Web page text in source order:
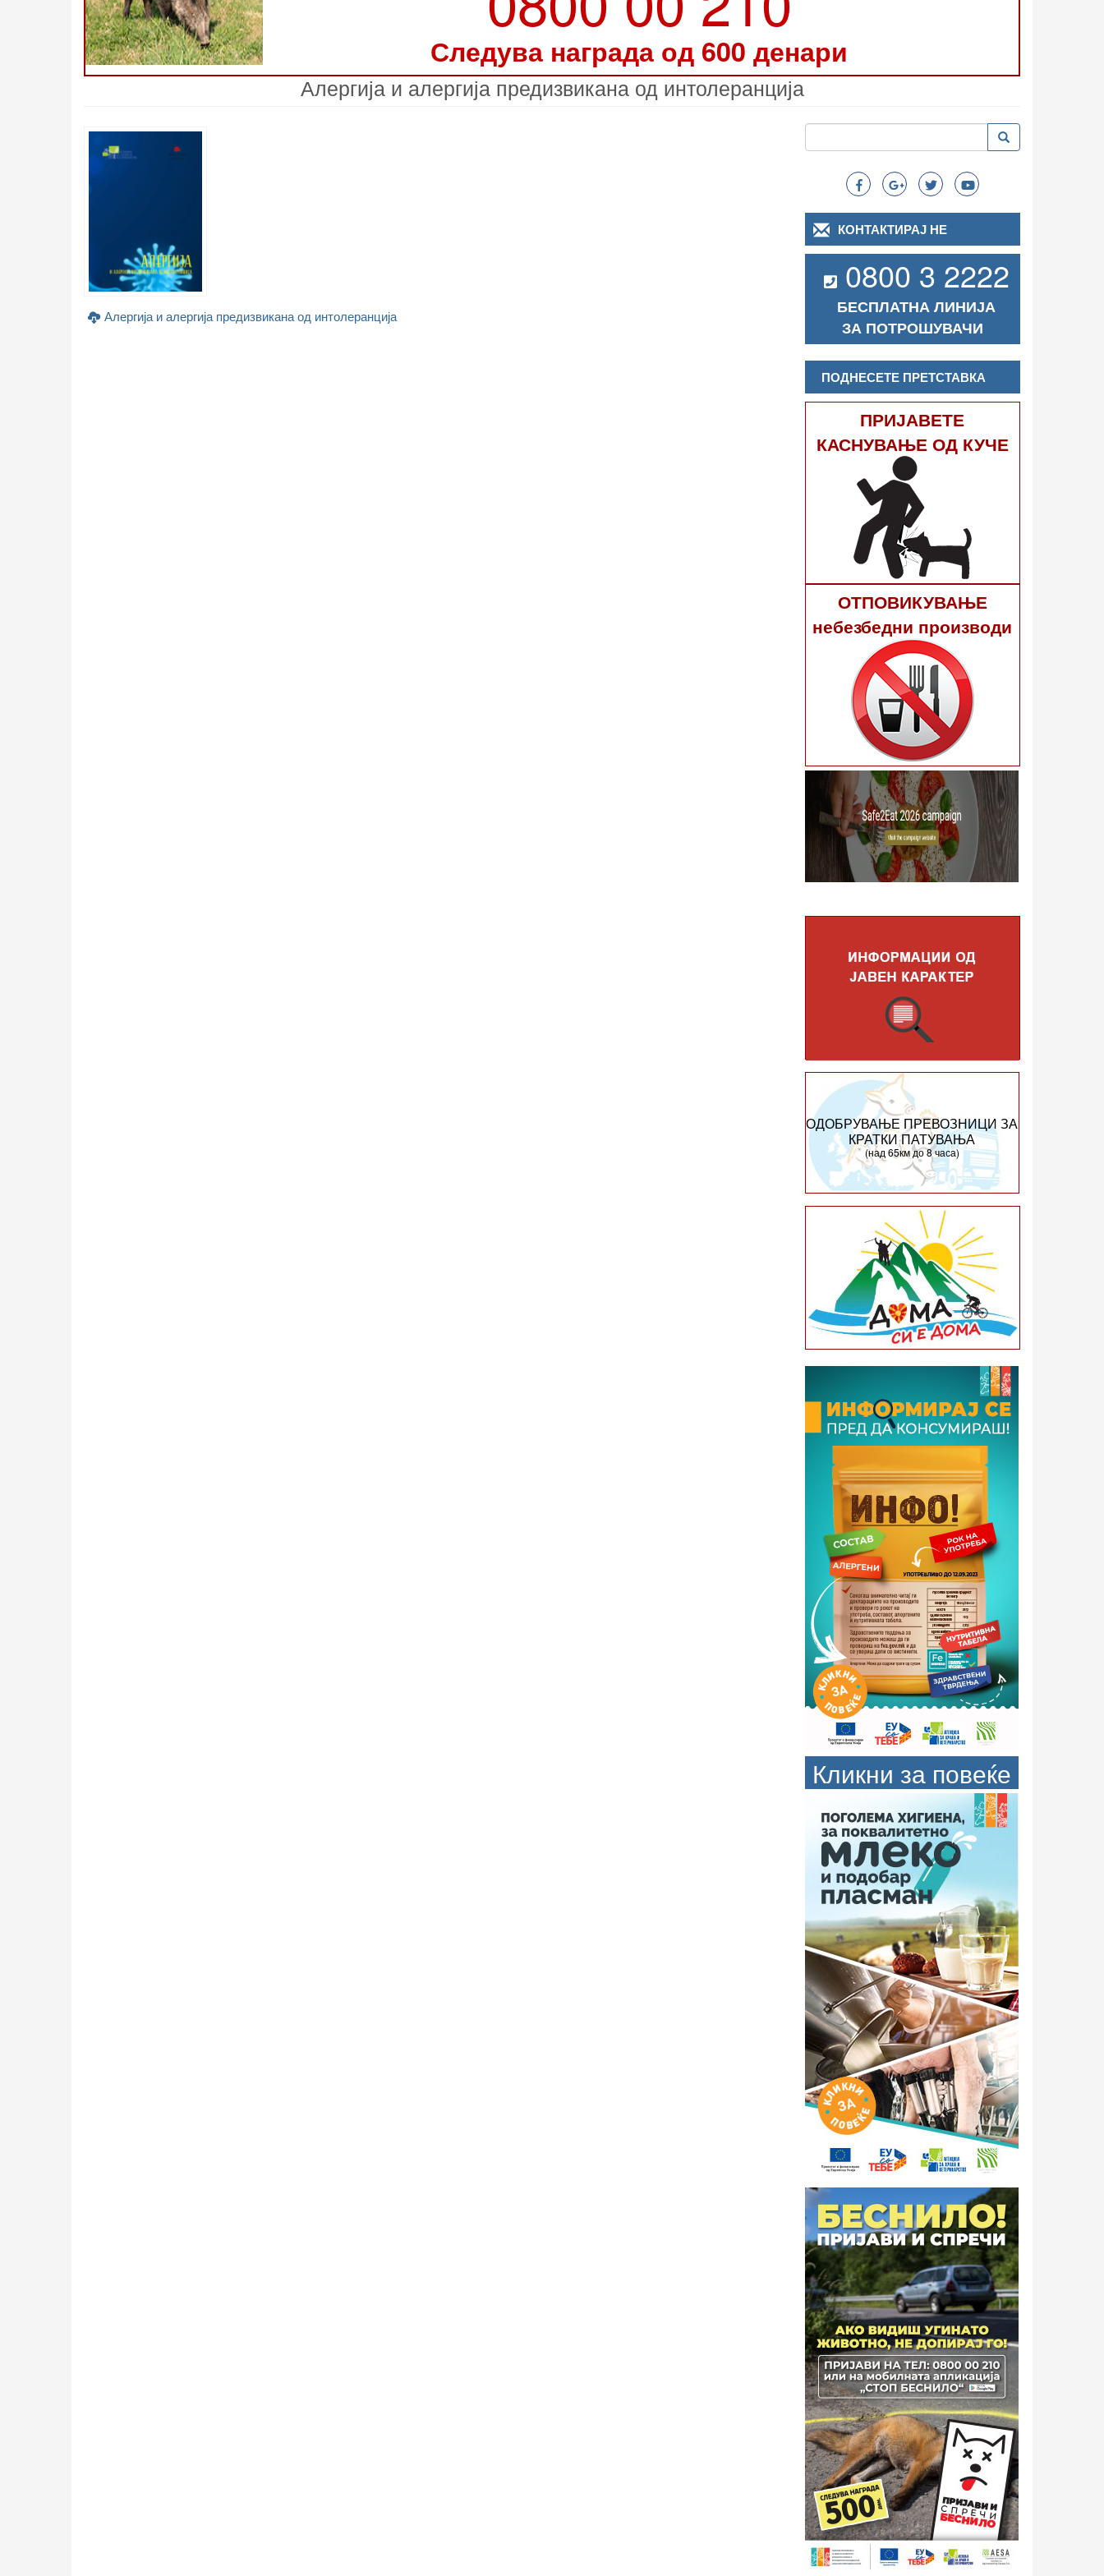
Следува награда од 600 денари
Алергија и алергија предизвикана од интолеранција
Алергија и алергија предизвикана од интолеранција
Search
Пребарување Пребарување
КОНТАКТИРАЈ НЕ
0800 3 2222
БЕСПЛАТНА ЛИНИЈА
ЗА ПОТРОШУВАЧИ
ПОДНЕСЕТЕ ПРЕТСТАВКА
ПРИЈАВЕТЕ
КАСНУВАЊЕ ОД КУЧЕ
ОТПОВИКУВАЊЕ
небезбедни производи
ОДОБРУВАЊЕ ПРЕВОЗНИЦИ ЗА
КРАТКИ ПАТУВАЊА
(над 65км до 8 часа)
Кликни за повеќе